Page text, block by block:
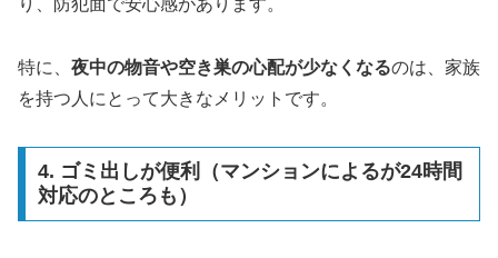
り、防犯面で安心感があります。
特に、 夜中の物音や空き巣の心配が少なくなるのは、家族
を持つ人にとって大きなメリットです。
4. ゴミ出しが便利（マンションによるが24時間
対応のところも）